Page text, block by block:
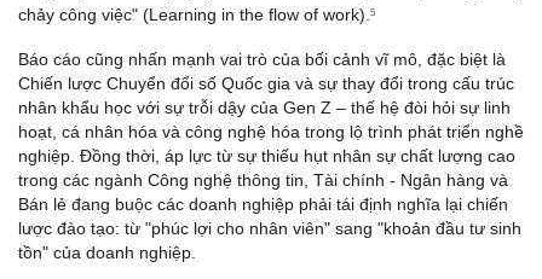
chảy công việc" (Learning in the flow of work). 5
Báo cáo cũng nhấn mạnh vai trò của bối cảnh vĩ mô, đặc biệt là
Chiến lược Chuyển đổi số Quốc gia và sự thay đổi trong cấu trúc
nhân khẩu học với sự trỗi dậy của Gen Z – thế hệ đòi hỏi sự linh
hoạt, cá nhân hóa và công nghệ hóa trong lộ trình phát triển nghề
nghiệp. Đồng thời, áp lực từ sự thiếu hụt nhân sự chất lượng cao
trong các ngành Công nghệ thông tin, Tài chính - Ngân hàng và
Bán lẻ đang buộc các doanh nghiệp phải tái định nghĩa lại chiến
lược đào tạo: từ "phúc lợi cho nhân viên" sang "khoản đầu tư sinh
tồn" của doanh nghiệp.